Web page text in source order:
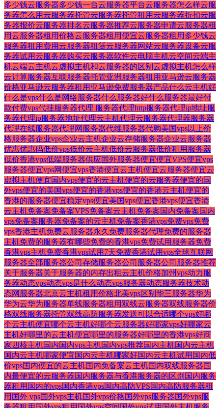
多少钱云服务器多少钱一台云服务器平台云服务器怎么样云服
务器怎么用云服务器托管云服务器托管租用云服务器折扣云服
务器报价云服务器排名云服务器推荐云服务器申请云服务器租
用云服务器租用价格云服务器租用便宜云服务器租用多少钱云
服务器租用费用云服务器租赁云服务器网站云服务器设备云服
务器试用云服务器购买云服务器软件云电脑主机云空间云端主
机云端云主机云虚拟主机和云服务器的区别 云虚拟主机怎么样
云计算服务器互联服务器托管亚洲服务器租用 亚马逊云服务器
价格亚马逊云服务器租用 亚马逊免费服务器产品什么云主机好
什么是vps什么是网络服务器什么服务器好什么服务器最好付
款付费vps代挂服务器代理 服务器代理http服务器代理ip地址服
务器代理ip服务器地址代理云主机代理云服务器代理器服务器
代理在线服务器代理网服务器代维服务器代购美国vps以上价
格服务器企业vps企业云主机企业云存储服务器企业云服务器
优惠优惠码低价vps低价云主机低价云服务器低价租用服务器
低价香港vps低端服务器供应国外服务器便宜便宜VPS便宜vps
服务器便宜vps网便宜vps香港便宜云主机便宜云服务器便宜云
虚拟主机便宜国内vps便宜的云主机便宜的云服务器便宜的国
外vps便宜的美国vps便宜的香港vps便宜的香港云主机便宜的
香港的服务器便宜稳定vps便宜美国vps便宜香港vps便宜香港
云主机免备案免备案VPS免备案云主机免备案国内免备案国内
vps免备案服务器免备案的云主机免备案香港vps免费vps免费
vps香港主机免费云服务器永久 免费服务器代理免费的服务器
主机免费的服务器有哪些免费的香港vps免费试用服务器免费
香港vps主机免费香港vps试用7天免费香港试用vps全球互联网
服务器全部服务器公司存储服务器公司服务器公司服务器推荐
关于服务器关于服务器的内存出租云主机价格加州vps动力服
务器动态vps动态vps是什么动态vps服务器动态服务器技术动
态网服务器北京云主机租用价格北美vps区别 华三服务器华为
华为云华为服务器单线服务器租用双线云服务器双线服务器价
格双线服务器托管双线高防服务器发送可以合适哪个vps好哪
个云主机便宜哪个云主机好哪个云服务器好哪家vps好哪家云
主机好哪里的云主机便宜哪里的服务器好哪里的香港vps好商
家 四核主机国内国内vps主机国内vps推荐国内主机国内云主机
国内云主机哪家便宜国内云主机哪家好国内云主机试用 国内低
价vps国内便宜的云主机国内免备案云主机国内双线服务器国
内最便宜的云服务器国内服务器与香港服务器的区别 国内服务
器租用 国内的vps国内香港vps国内高防VPS国内高防服务器租
用 国外 vps国外vps主机国外vps价格国外vps服务器国外vps服